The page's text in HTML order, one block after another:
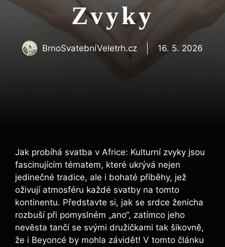
Zvyky
BrnoSvatebníVeletrh.cz 16. 5. 2026
Jak probíhá svatba v Africe: Kulturní zvyky jsou
fascinujícím tématem, které ukrývá nejen
jedinečné tradice, ale i bohaté příběhy, jež
oživují atmosféru každé svatby na tomto
kontinentu. Představte si, jak se srdce ženicha
rozbuší při pomyslném „ano“, zatímco jeho
nevěsta tančí se svými družičkami tak šikovně,
že i Beyoncé by mohla závidět! V tomto článku